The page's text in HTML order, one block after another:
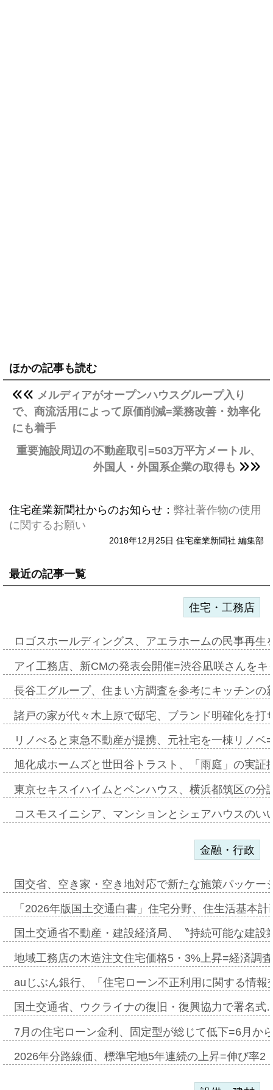
ほかの記事も読む
メルディアがオープンハウスグループ入り
で、商流活用によって原価削減=業務改善・効率化
にも着手
重要施設周辺の不動産取引=503万平方メートル、
外国人・外国系企業の取得も
住宅産業新聞社からのお知らせ： 弊社著作物の使用
に関するお願い
2018年12月25日 住宅産業新聞社 編集部
最近の記事一覧
住宅・工務店
ロゴスホールディングス、アエラホームの民事再
アイ工務店、新CMの発表会開催=渋谷凪咲さんを
長谷工グループ、住まい方調査を参考にキッチン
諸戸の家が代々木上原で邸宅、ブランド明確化を
リノべると東急不動産が提携、元社宅を一棟リノ
旭化成ホームズと世田谷トラスト、「雨庭」の実
東京セキスイハイムとベンハウス、横浜都筑区の
コスモスイニシア、マンションとシェアハウスの
金融・行政
国交省、空き家・空き地対応で新たな施策パッケ
「2026年版国土交通白書」住宅分野、住生活基本
国土交通省不動産・建設経済局、〝持続可能な建
地域工務店の木造注文住宅価格5・3%上昇=経済調
auじぶん銀行、「住宅ローン不正利用に関する情
国土交通省、ウクライナの復旧・復興協力で署名
7月の住宅ローン金利、固定型が総じて低下=6月か
2026年分路線価、標準宅地5年連続の上昇=伸び率